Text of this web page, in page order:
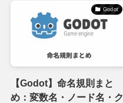
Godot
【Godot】命名規則まと
め：変数名・ノード名・ク